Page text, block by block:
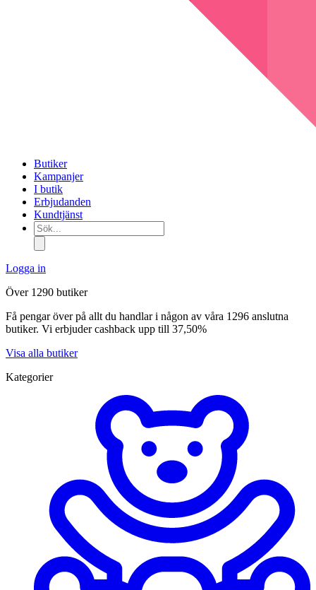
Butiker
Kampanjer
I butik
Erbjudanden
Kundtjänst
Sök...
Logga in
Över 1290 butiker
Få pengar över på allt du handlar i någon av våra 1296 anslutna
butiker. Vi erbjuder cashback upp till 37,50%
Visa alla butiker
Kategorier